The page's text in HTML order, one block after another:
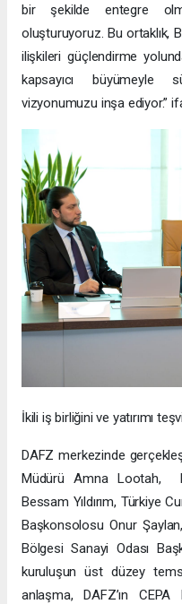
bir şekilde entegre
oluşturuyoruz. Bu ortaklık,
ilişkileri güçlendirme
kapsayıcı
vizyonumuzu inşa ediyor.”
İkili iş birliğini ve yatırımı
DAFZ merkezinde
Müdürü Amna Lootah,
Bessam Yıldırım, Türkiye
Başkonsolosu Onur
Bölgesi Sanayi Odası
kuruluşun üst düzey
anlaşma, DAFZ’ın